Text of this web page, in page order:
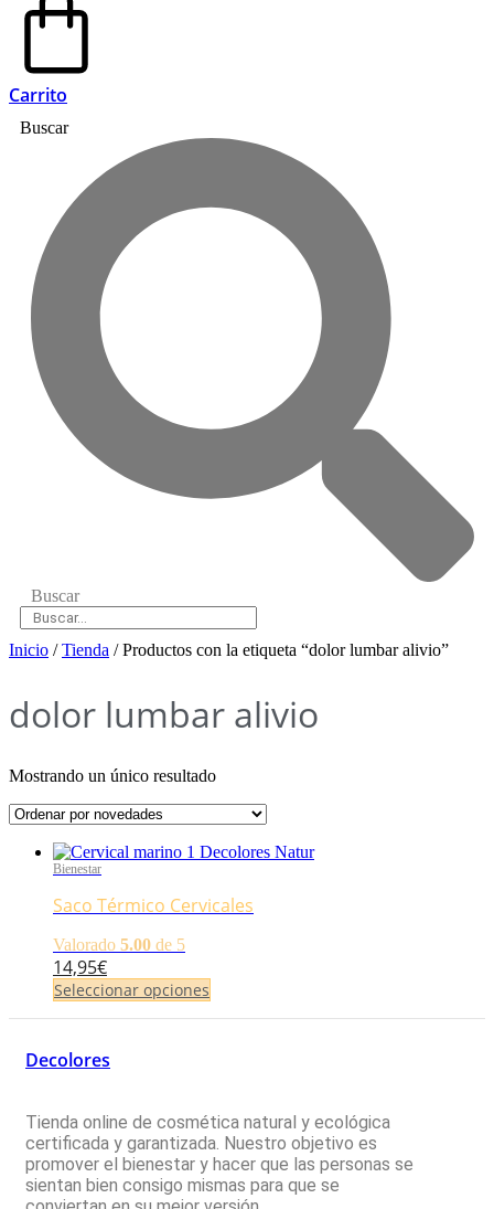
Carrito
Buscar
Buscar
Inicio /Tienda / Productos con la etiqueta “dolor lumbar alivio”
dolor lumbar alivio
Mostrando un único resultado
Bienestar
Saco Térmico Cervicales
Valorado 5.00 de 5
14,95€
Seleccionar opciones
tiene
múltiples
opciones
se
pueden
elegir
Decolores
Tienda online de cosmética natural y ecológica
certificada y garantizada. Nuestro objetivo es
promover el bienestar y hacer que las personas se
sientan bien consigo mismas para que se